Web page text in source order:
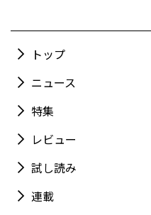
トップ
ニュース
特集
レビュー
試し読み
連載